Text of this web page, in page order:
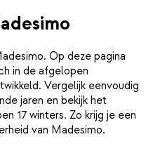
Op deze pagina
in de afgelopen
Vergelijk eenvoudig
jaren en bekijk het
17 winters. Zo krijg je een
van Madesimo.